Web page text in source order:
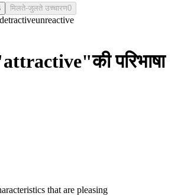
मिलते-जुलते उच्चारण0
detractiveunreactive
परिभाषा
that are pleasing